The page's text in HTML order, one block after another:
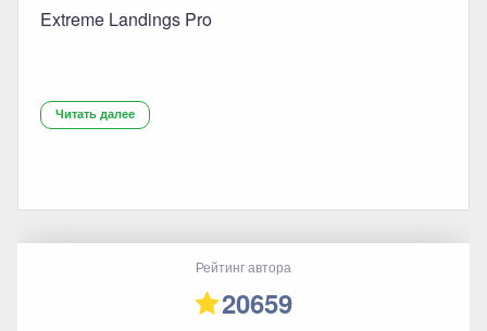
Extreme Landings Pro
Читать далее
Рейтинг автора
20659